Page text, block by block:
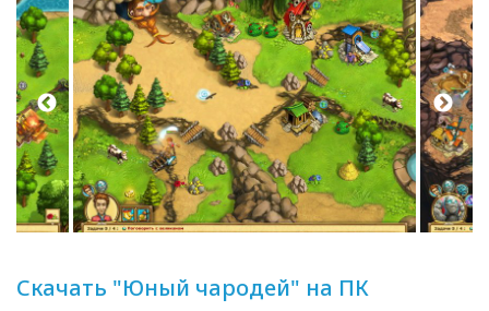
Скачать "Юный чародей" на ПК